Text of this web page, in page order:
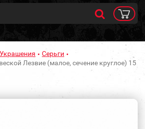
Украшения
Серьги
Лезвие (малое, сечение круглое) 15